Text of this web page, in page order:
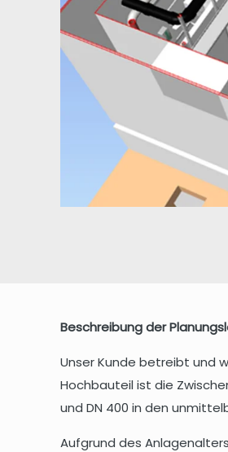
Beschreibung der
Unser Kunde betreibt und
Hochbauteil ist die
und DN 400 in den
Aufgrund des